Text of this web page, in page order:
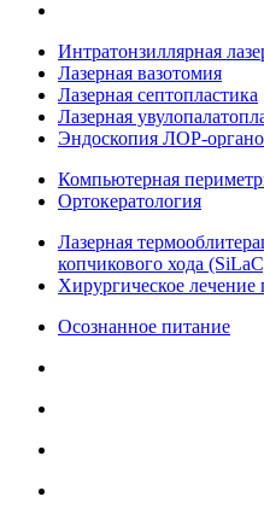
Интратонзиллярная
Лазерная вазотомия
Лазерная септопластика
Лазерная
Эндоскопия ЛОР-
Компьютерная
Ортокератология
Лазерная
копчикового хода
Хирургическое лечение
Осознанное питание